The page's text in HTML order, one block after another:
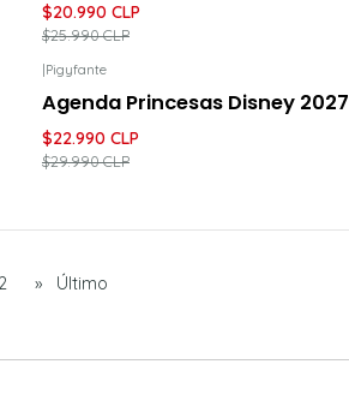
$20.990 CLP
$25.990 CLP
-23%DESCUENTO
Pigyfante
Agenda Princesas Disney 2027
$22.990 CLP
$29.990 CLP
2 » Último